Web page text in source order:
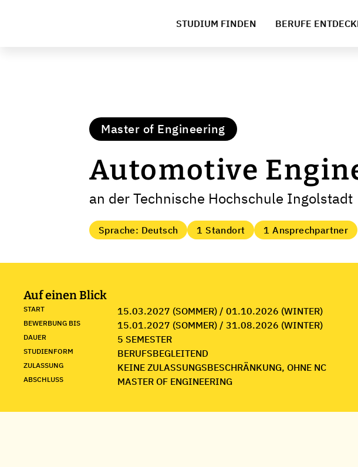
STUDIUM FINDEN BERUFE
Master of Engineering
Automotive
an der Technische Hochschule Ingolstadt
Sprache: Deutsch 1 Standort 1 Ansprechpartner
Auf einen Blick
START 15.03.2027 (SOMMER) / 01.10.2026 (WINTER)
BEWERBUNG BIS 15.01.2027 (SOMMER) / 31.08.2026 (WINTER)
DAUER 5 SEMESTER
STUDIENFORM BERUFSBEGLEITEND
ZULASSUNG KEINE ZULASSUNGSBESCHRÄNKUNG, OHNE NC
ABSCHLUSS MASTER OF ENGINEERING